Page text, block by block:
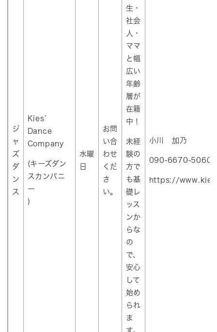
ジ
ャ
ズ
ダ
ン
ス
Kies’
Dance
Company
(キーズダン
スカンパニ
ー
)
水曜
日
お問
い合
わせ
くだ
さ
い。
生・
社会
人・
ママ
と幅
広い
年齢
層が
在籍
中！
未経
験の
方で
も基
礎レ
ッス
ンか
らな
の
で、
安心
して
始め
られ
ま
す。
小川 加乃
090‐6670‐5060
https://